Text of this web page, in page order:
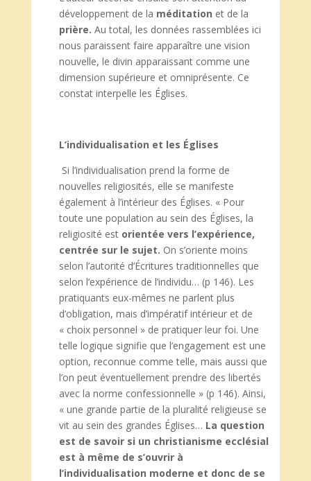
développement de la méditation et de la
prière. Au total, les données rassemblées ici
nous paraissent faire apparaître une vision
nouvelle, le divin apparaissant comme une
dimension supérieure et omniprésente. Ce
constat interpelle les Églises.
L’individualisation et les Églises
Si l’individualisation prend la forme de
nouvelles religiosités, elle se manifeste
également à l’intérieur des Églises. « Pour
toute une population au sein des Églises, la
religiosité est orientée vers l’expérience,
centrée sur le sujet. On s’oriente moins
selon l’autorité d’Écritures traditionnelles que
selon l’expérience de l’individu… (p 146). Les
pratiquants eux-mêmes ne parlent plus
d’obligation, mais d’impératif intérieur et de
« choix personnel » de pratiquer leur foi. Une
telle logique signifie que l’engagement est une
option, reconnue comme telle, mais aussi que
l’on peut éventuellement prendre des libertés
avec la norme confessionnelle » (p 146). Ainsi,
« une grande partie de la pluralité religieuse se
vit au sein des grandes Églises… La question
est de savoir si un christianisme ecclésial
est à même de s’ouvrir à
l’individualisation moderne et donc de se